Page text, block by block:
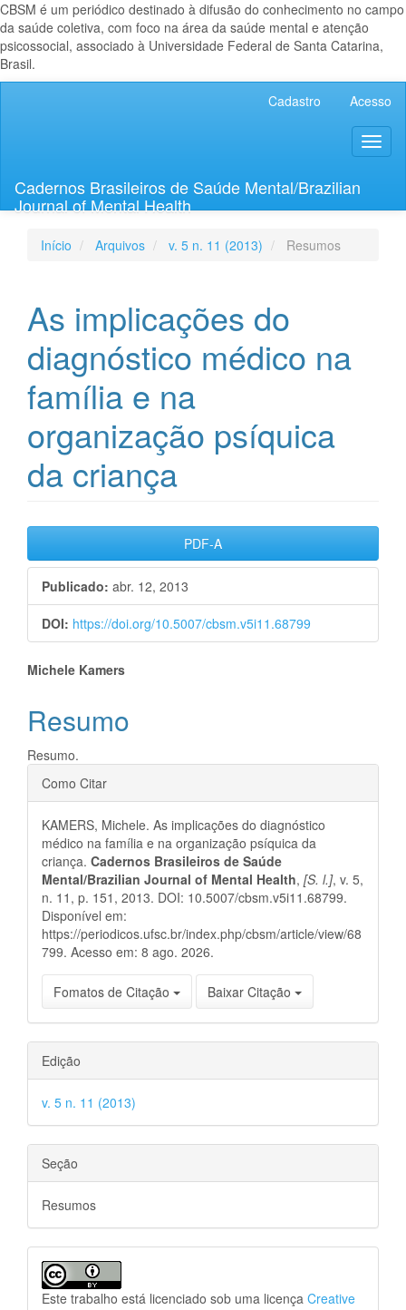
CBSM é um periódico destinado à difusão do conhecimento no campo
da saúde coletiva, com foco na área da saúde mental e atenção
psicossocial, associado à Universidade Federal de Santa Catarina,
Brasil.
Lateral
Cadastro Acesso
Cadernos Brasileiros de Saúde Mental/Brazilian
Journal of Mental Health
Início Arquivos v. 5 n. 11 (2013) Resumos
As implicações do
diagnóstico médico na
família e na
organização psíquica
da criança
Barra
lateral
de
artigos
PDF-A
Publicado: abr. 12, 2013
DOI: https://doi.org/10.5007/cbsm.v5i11.68799
Conteúdo
do
artigo
principal
Michele Kamers
Resumo
Resumo.
Detalhes
do
artigo
Como Citar
KAMERS, Michele. As implicações do diagnóstico
médico na família e na organização psíquica da
criança. Cadernos Brasileiros de Saúde
Mental/Brazilian Journal of Mental Health, [S. l.], v. 5,
n. 11, p. 151, 2013. DOI: 10.5007/cbsm.v5i11.68799.
Disponível em:
https://periodicos.ufsc.br/index.php/cbsm/article/view/68
799. Acesso em: 8 ago. 2026.
Fomatos de Citação Baixar Citação
Edição
v. 5 n. 11 (2013)
Seção
Resumos
Este trabalho está licenciado sob uma licença Creative